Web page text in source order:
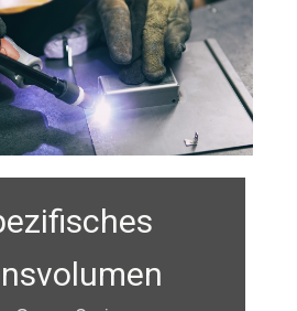
Höchster
Qualitätsstandard